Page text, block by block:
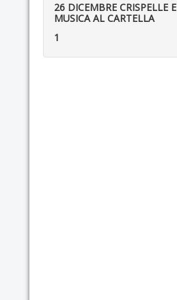
26 DICEMBRE CRISPELLE E
MUSICA AL CARTELLA
1